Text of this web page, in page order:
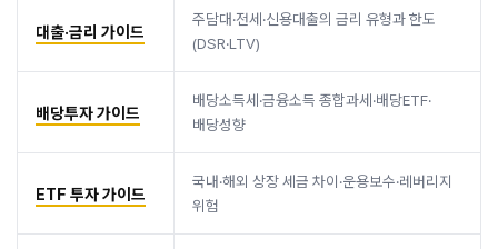
대출·금리 가이드
주담대·전세·신용대출의 금리 유형과 한도
(DSR·LTV)
배당투자 가이드
배당소득세·금융소득 종합과세·배당ETF·
배당성향
ETF 투자 가이드
국내·해외 상장 세금 차이·운용보수·레버리지
위험